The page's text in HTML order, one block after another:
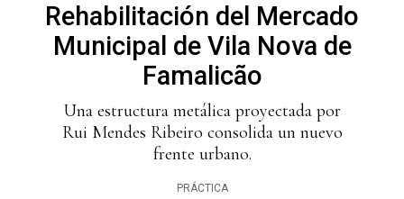
Rehabilitación del Mercado
Municipal de Vila Nova de
Famalicão
Una estructura metálica proyectada por
Rui Mendes Ribeiro consolida un nuevo
frente urbano.
PRÁCTICA